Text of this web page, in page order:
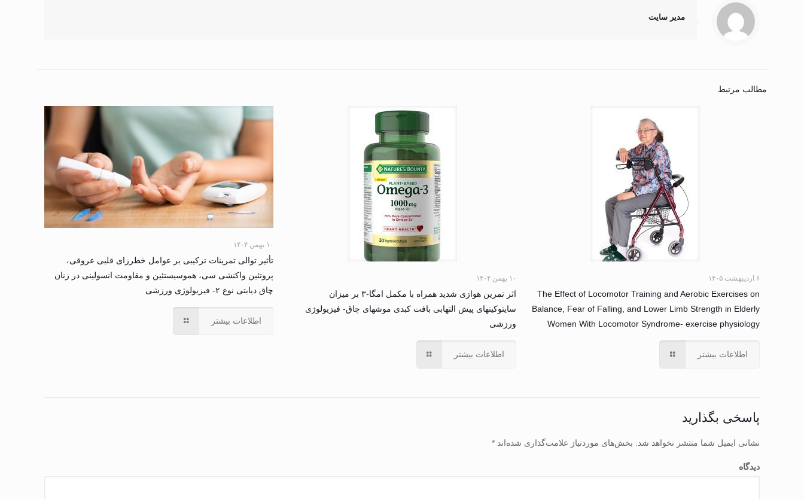
مدیر سایت
مطالب مرتبط
۶ اردیبهشت ۱۴۰۵
The Effect of Locomotor Training and Aerobic Exercises on
Balance, Fear of Falling, and Lower Limb Strength in Elderly
Women With Locomotor Syndrome- exercise physiology
اطلاعات بیشتر
۱۰ بهمن ۱۴۰۴
اثر تمرین هوازی شدید همراه با مکمل امگا-۳ بر میزان
سایتوکینهای پیش التهابی بافت کبدی موشهای چاق- فیزیولوژی
ورزشی
اطلاعات بیشتر
۱۰ بهمن ۱۴۰۴
تأثیر توالی تمرینات ترکیبی بر عوامل خطرزای قلبی عروقی،
پروتئین واکنشی سی، هموسیستئین و مقاومت انسولینی در زنان
چاق دیابتی نوع ۲- فیزیولوژی ورزشی
اطلاعات بیشتر
پاسخی بگذارید
نشانی ایمیل شما منتشر نخواهد شد. بخش‌های موردنیاز علامت‌گذاری شده‌اند*
دیدگاه